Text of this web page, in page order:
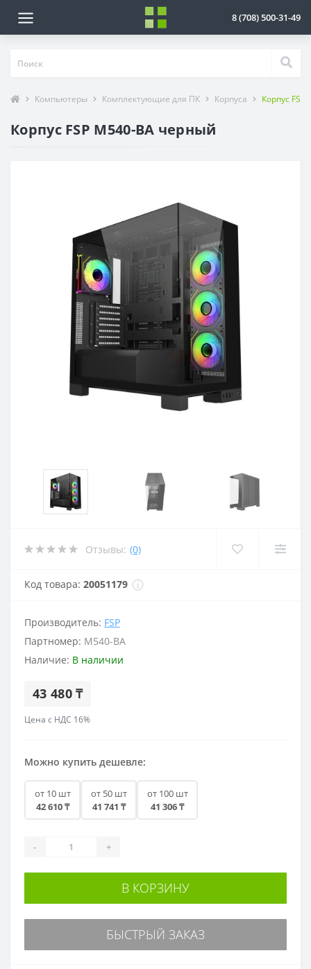
8 (708) 500-31-49
Компьютеры Комплектующие для ПК Корпуса Корпус
Корпус FSP M540-BA черный
Отзывы: (0)
Код товара: 20051179
Производитель: FSP
Партномер: M540-BA
Наличие: В наличии
43 480 ₸
Цена с НДС 16%
Можно купить дешевле:
от 10 шт
42 610 ₸
от 50 шт
41 741 ₸
от 100 шт
41 306 ₸
- +
В КОРЗИНУ
БЫСТРЫЙ ЗАКАЗ